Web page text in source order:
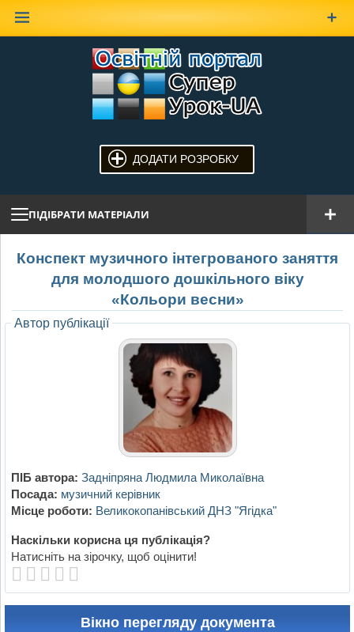
ДОДАТИ РОЗРОБКУ
ПІДІБРАТИ МАТЕРІАЛИ
Конспект музичного інтегрованого заняття
для молодшого дошкільного віку
«Кольори весни»
Автор публікації
ПІБ автора: Задніпряна Людмила Миколаївна
Посада: музичний керівник
Місце роботи: Великокопанівський ДНЗ "Ягідка"
Наскільки корисна ця публікація?
Натисніть на зірочку, щоб оцінити!
Вікно перегляду документа